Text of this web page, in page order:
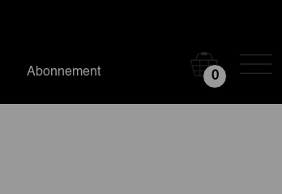
Abonnement 0